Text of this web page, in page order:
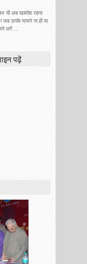
भी अब खामोश रहना
जब उनके मायने ना हों या
लगें ...
पढ़ें